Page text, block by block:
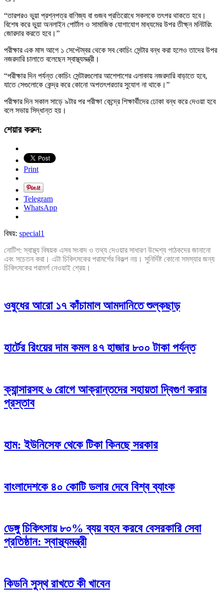
“তারপরও ভুয়া প্রশ্নপত্র বাণিজ্য বা গুজব প্রতিরোধে সকলকে তৎপর থাকতে হবে।
বিশেষ করে ভুয়া অনলাইন পোর্টাল ও সামাজিক যোগাযোগ মাধ্যমের উপর তীক্ষ্ন মনিটরিং
জোরদার করতে হবে।”
পরীক্ষার এক মাস আগে ১ সেপ্টেম্বর থেকে সব কোচিং সেন্টার বন্ধ করা হলেও তাদের উপর
নজরদারি চালাতে বলেছেন স্বাস্থ্যমন্ত্রী।
“পরীক্ষার দিন পর্যন্ত কোচিং সেন্টারগুলোর আশেপাশের এলাকায় নজরদারি বাড়াতে হবে,
যাতে সেগুলোকে কেন্দ্র করে কোনো অপতৎপরতার সুযোগ না থাকে।”
পরীক্ষার দিন সকাল সাড়ে ৯টার পর পরীক্ষা কেন্দ্রে শিক্ষার্থীদের ঢোকা বন্ধ করে দেওয়া হবে
বলে সভায় সিদ্ধান্ত হয়।
শেয়ার করুন:
Print
Telegram
WhatsApp
বিষয়: special1
নোটিশ: স্বাস্থ্য বিষয়ক এসব সংবাদ ও তথ্য দেওয়ার সাধারণ উদ্দেশ্য পাঠকদের জানানো
এবং সচেতন করা। এটা চিকিৎসকের পরামর্শের বিকল্প নয়। সুনির্দিষ্ট কোনো সমস্যার জন্য
চিকিৎসকের পরামর্শ নেওয়াই শ্রেয়।
ওষুধের আরো ১৭ কাঁচামাল আমদানিতে শুল্কছাড়
হার্টের রিংয়ের দাম কমল ৪৭ হাজার ৮০০ টাকা পর্যন্ত
ক্যান্সারসহ ৬ রোগে আক্রান্তদের সহায়তা দ্বিগুণ করার
প্রস্তাব
হাম: ইউনিসেফ থেকে টিকা কিনছে সরকার
বাংলাদেশকে ৪০ কোটি ডলার দেবে বিশ্ব ব্যাংক
ডেঙ্গু চিকিৎসায় ৮০% ব্যয় বহন করবে বেসরকারি সেবা
প্রতিষ্ঠান: স্বাস্থ্যমন্ত্রী
কিডনি সুস্থ রাখতে কী খাবেন